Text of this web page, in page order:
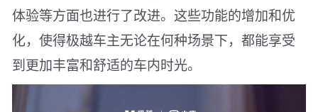
体验等方面也进行了改进。这些功能的增加和优
化，使得极越车主无论在何种场景下，都能享受
到更加丰富和舒适的车内时光。